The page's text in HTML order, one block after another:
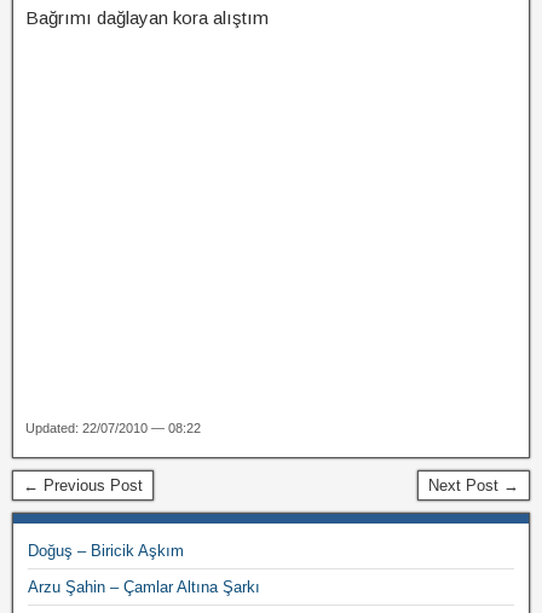
Bağrımı dağlayan kora alıştım
Updated: 22/07/2010 — 08:22
← Previous Post Next Post →
Doğuş – Biricik Aşkım
Arzu Şahin – Çamlar Altına Şarkı